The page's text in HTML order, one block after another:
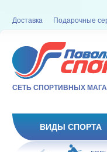
Доставка Подарочные
СЕТЬ СПОРТИВНЫХ
ВИДЫ СПОРТА